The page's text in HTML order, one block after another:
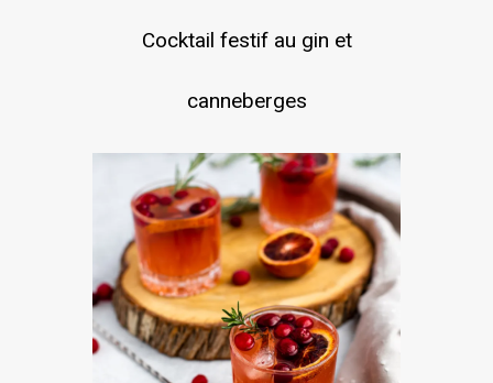
Cocktail festif au gin et
canneberges